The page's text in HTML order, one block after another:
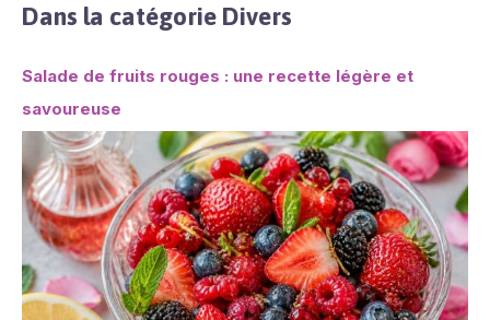
Dans la catégorie Divers
Salade de fruits rouges : une recette légère et
savoureuse